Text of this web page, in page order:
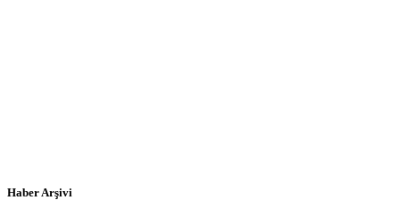
Haber Arşivi